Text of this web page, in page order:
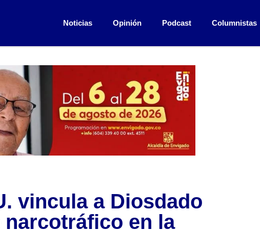
Noticias Opinión Podcast Columnistas
vincula a Diosdado
en la